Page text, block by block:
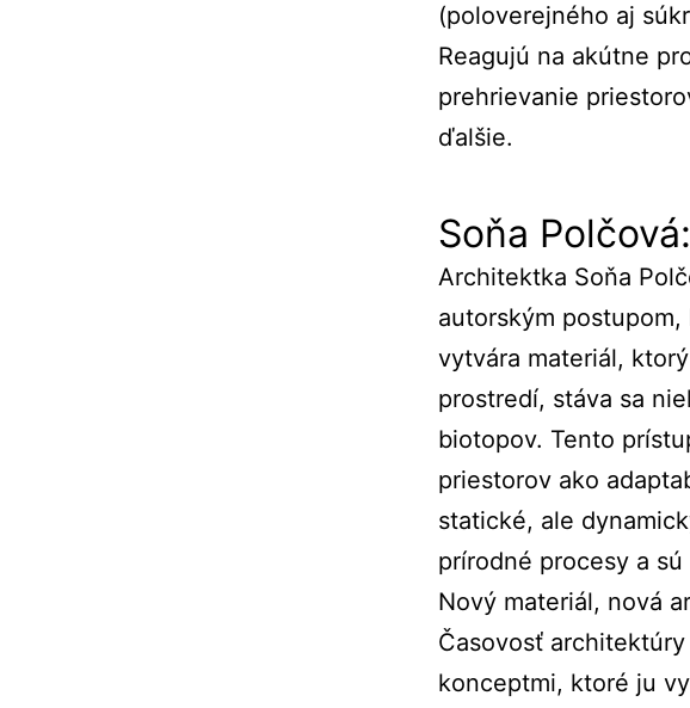
(poloverejného aj
Reagujú na akútne
prehrievanie
ďalšie.
Soňa
Architektka Soňa
autorským
vytvára materiál,
prostredí, stáva sa
biotopov. Tento
priestorov ako
statické, ale
prírodné procesy a
Nový materiál, nová
Časovosť
konceptmi, ktoré ju